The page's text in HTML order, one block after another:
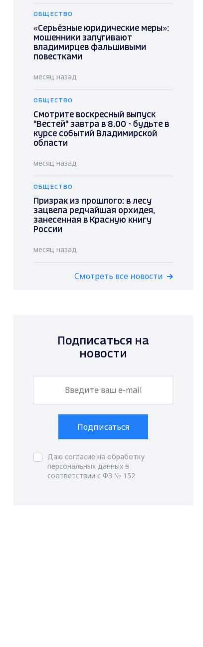
ОБЩЕСТВО
«Серьёзные юридические меры»:
мошенники запугивают
владимирцев фальшивыми
повестками
месяц назад
ОБЩЕСТВО
Смотрите воскресный выпуск
"Вестей" завтра в 8.00 - будьте в
курсе событий Владимирской
области
месяц назад
ОБЩЕСТВО
Призрак из прошлого: в лесу
зацвела редчайшая орхидея,
занесенная в Красную книгу
России
месяц назад
Смотреть все новости
Подписаться на
новости
Подписаться
Даю согласие на обработку
персональных данных в
соответствии с ФЗ № 152